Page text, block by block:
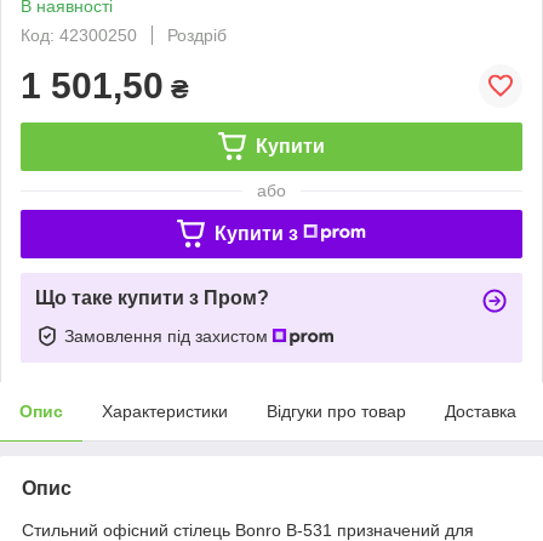
В наявності
Код: 42300250
Роздріб
1 501,50 ₴
Купити
або
Купити з
Що таке купити з Пром?
Замовлення під захистом
Опис Характеристики Відгуки про товар Доставка
Опис
Стильний офісний стілець Bonro B-531 призначений для